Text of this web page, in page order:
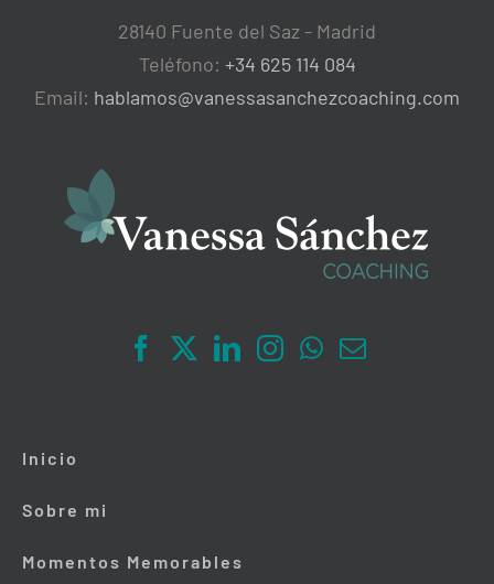
28140 Fuente del Saz - Madrid
Teléfono: +34 625 114 084
Email: hablamos@vanessasanchezcoaching.com
Inicio
Sobre mi
Momentos Memorables